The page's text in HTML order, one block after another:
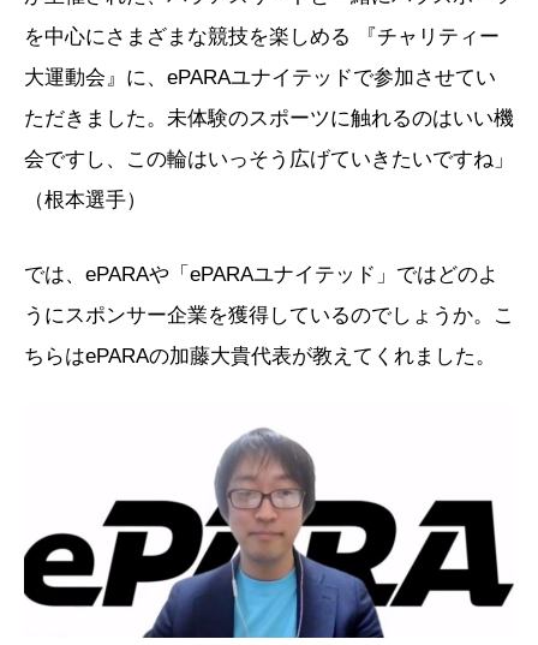
を中心にさまざまな競技を楽しめる 『チャリティー
大運動会』に、ePARAユナイテッドで参加させてい
ただきました。未体験のスポーツに触れるのはいい機
会ですし、この輪はいっそう広げていきたいですね」
（根本選手）
では、ePARAや「ePARAユナイテッド」ではどのよ
うにスポンサー企業を獲得しているのでしょうか。こ
ちらはePARAの加藤大貴代表が教えてくれました。